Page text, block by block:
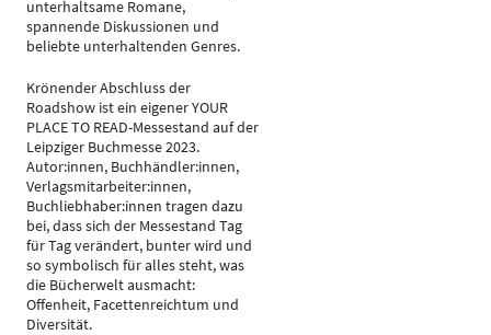
unterhaltsame Romane,
spannende Diskussionen und
beliebte unterhaltenden Genres.
Krönender Abschluss der
Roadshow ist ein eigener YOUR
PLACE TO READ-Messestand auf der
Leipziger Buchmesse 2023.
Autor:innen, Buchhändler:innen,
Verlagsmitarbeiter:innen,
Buchliebhaber:innen tragen dazu
bei, dass sich der Messestand Tag
für Tag verändert, bunter wird und
so symbolisch für alles steht, was
die Bücherwelt ausmacht:
Offenheit, Facettenreichtum und
Diversität.